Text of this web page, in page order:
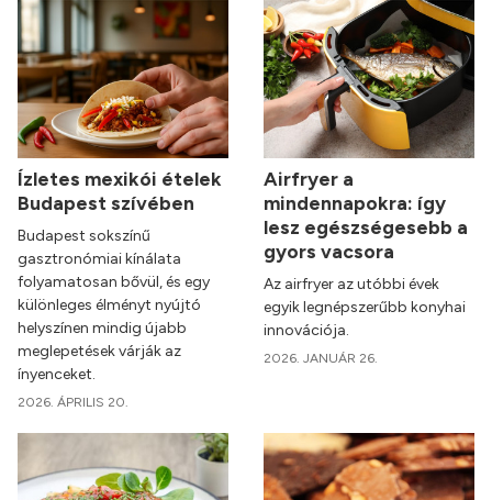
Ízletes mexikói ételek
Budapest szívében
Budapest sokszínű
gasztronómiai kínálata
folyamatosan bővül, és egy
különleges élményt nyújtó
helyszínen mindig újabb
meglepetések várják az
ínyenceket.
2026. ÁPRILIS 20.
Airfryer a
mindennapokra: így
lesz egészségesebb a
gyors vacsora
Az airfryer az utóbbi évek
egyik legnépszerűbb konyhai
innovációja.
2026. JANUÁR 26.